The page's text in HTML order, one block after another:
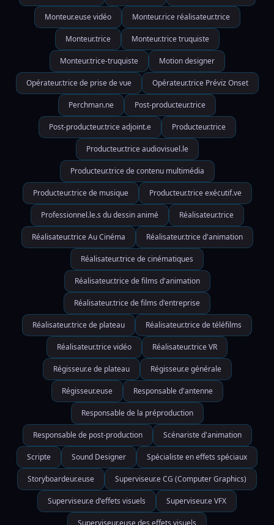
Monteur.euse vidéo Monteur.rice réalisateur.trice
Monteur.trice Monteur.trice truquiste
Monteur.trice-truquiste Motion designer
Opérateur.trice de prise de vue Opérateur.trice Préviz Onset
Perchman.ne Post-producteur.trice
Post-producteur.trice adjoint.e Producteur.trice
Producteur.trice audiovisuel.le
Producteur.trice de contenu multimédia
Producteur.trice de musique Producteur.trice exécutif.ve
Professionnel.le.s du dessin animé Réalisateur.trice
Réalisateur.trice Au Cinéma Réalisateur.trice d'animation
Réalisateur.trice de cinématiques
Réalisateur.trice de films d'animation
Réalisateur.trice de films d'entreprise
Réalisateur.trice de plateau Réalisateur.trice de téléfilms
Réalisateur.trice vidéo Réalisateur.trice VR
Régisseur.e de plateau Régisseur.e générale
Régisseur.euse Responsable d'antenne
Responsable de la préproduction
Responsable de post-production Scénariste d'animation
Scripte Sound Designer Spécialiste en effets spéciaux
Storyboardeur.euse Superviseur.e CG (Computer Graphics)
Superviseur.e d'effets visuels Superviseur.e VFX
Superviseur.euse des effets visuels